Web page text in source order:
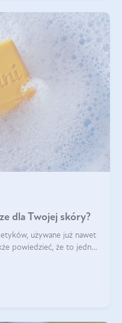
dla Twojej skóry?
używane już nawet
powiedzieć, że to jedne